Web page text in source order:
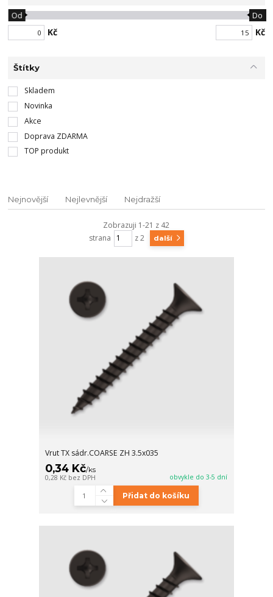
Kč
Od Do
Kč
Štítky
Skladem
Novinka
Akce
Doprava ZDARMA
TOP produkt
Nejnovější Nejlevnější Nejdražší
Zobrazuji 1-21 z 42
strana
z 2 další
Vrut TX sádr.COARSE ZH 3.5x035
0,34 Kč/ks
0,28 Kč bez DPH obvykle do 3-5 dní
Přidat do košíku